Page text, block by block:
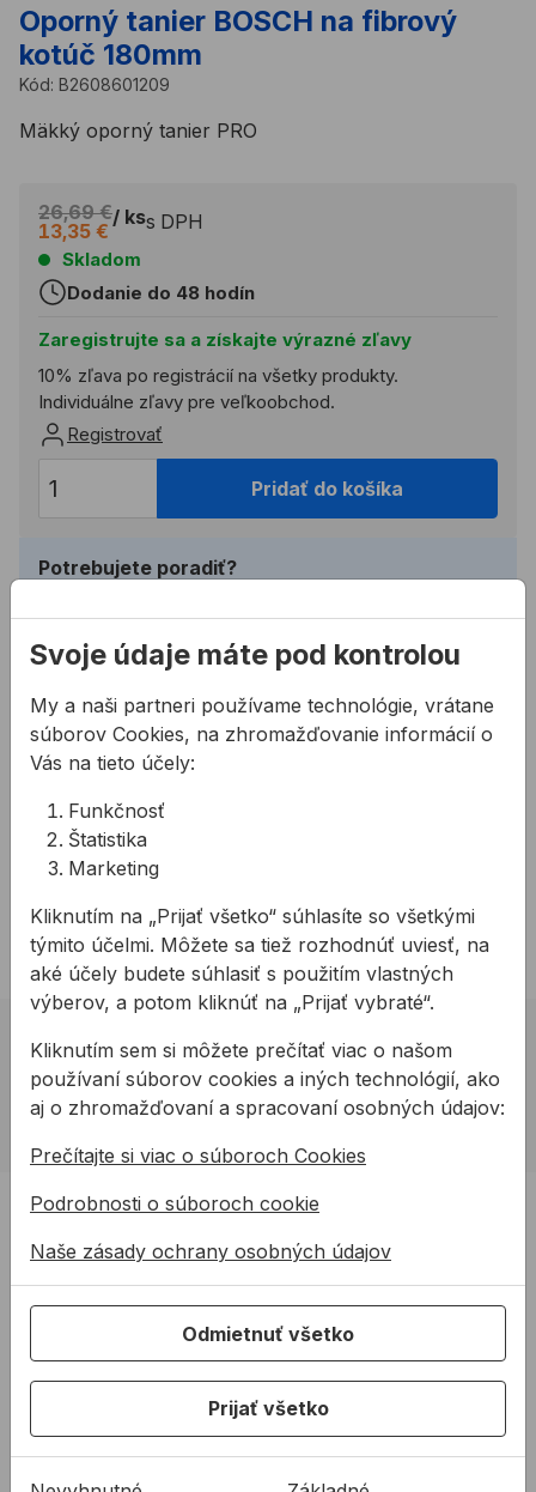
Oporný tanier BOSCH na fibrový
kotúč 180mm
Kód: B2608601209
Mäkký oporný tanier PRO
26,69 €
13,35 €
/ kss DPH
Skladom
Dodanie do 48 hodín
Zaregistrujte sa a získajte výrazné zľavy
10% zľava po registrácií na všetky produkty.
Individuálne zľavy pre veľkoobchod.
Registrovať
Pridať do košíka
Potrebujete poradiť?
allmediasro (po-ne 7-22 h)
Popis
Vlastnosti:
dlhá životnosť pri brúsení
pevný a tepelne odolný plast na efektívne
brúsenie
02 623 10 920
allmedia@allmedia.sk
allmediasro (po-ne 7-22 h)
PRODUKTY
Konštrukčné tepelnoizolačné dosky
Kotviaca a pripevňovacia technika
Pásky a fólie
Služby
Na stiahnutie
Svoje údaje máte pod kontrolou
My a naši partneri používame technológie, vrátane
súborov Cookies, na zhromažďovanie informácií o
Vás na tieto účely:
Funkčnosť
Štatistika
Marketing
Kliknutím na „Prijať všetko“ súhlasíte so všetkými
týmito účelmi. Môžete sa tiež rozhodnúť uviesť, na
aké účely budete súhlasiť s použitím vlastných
výberov, a potom kliknúť na „Prijať vybraté“.
Kliknutím sem si môžete prečítať viac o našom
používaní súborov cookies a iných technológií, ako
aj o zhromažďovaní a spracovaní osobných údajov:
Prečítajte si viac o súboroch Cookies
Podrobnosti o súboroch cookie
Naše zásady ochrany osobných údajov
Odmietnuť všetko
Prijať všetko